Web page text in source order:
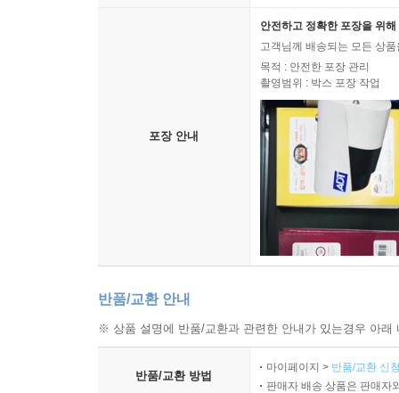
포장 안내
안전하고 정확한 포장을 위
고객님께 배송되는 모든 상
목적 : 안전한 포장 관리
촬영범위 : 박스 포장 작업
반품/교환 안내
※ 상품 설명에 반품/교환과 관련한 안내가 있는경우 아
반품/교환 방법
마이페이지 > 반품/교환 신
판매자 배송 상품은 판매자